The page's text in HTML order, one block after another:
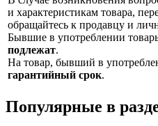
и характеристикам товара,
обращайтесь к продавцу и
Бывшие в употреблении
подлежат.
На товар, бывший в
гарантийный срок.
Популярные в